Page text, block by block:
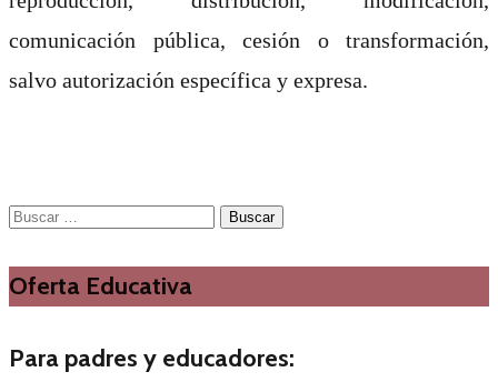
comunicación pública, cesión o transformación,
salvo autorización específica y expresa.
Buscar:
Oferta Educativa
Para padres y educadores: